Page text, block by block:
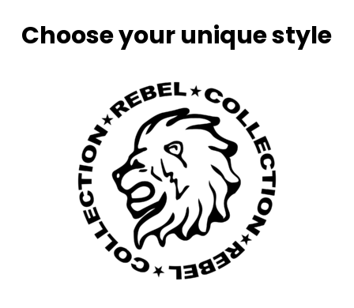
Choose your unique style